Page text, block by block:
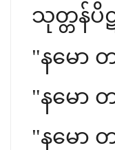
သုတ္တန်ပိဋ
"နမော
"နမော
"နမော